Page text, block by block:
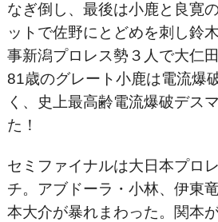
なぎ倒し、最後は小鹿と良寛
ットで佐野にとどめを刺し鈴
事新潟プロレス勢３人で大仁
81歳のグレート小鹿は電流爆
く、史上最高齢電流爆破デス
た！
セミファイナルは大日本プロ
チ。アブドーラ・小林、伊東
本大介が暴れまわった。関本